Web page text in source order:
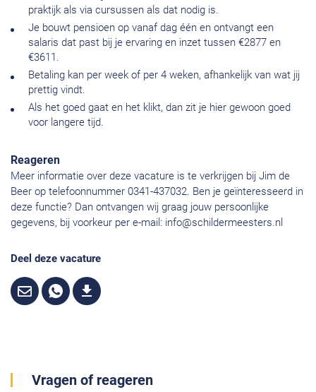
praktijk als via cursussen als dat nodig is.
Je bouwt pensioen op vanaf dag één en ontvangt een
salaris dat past bij je ervaring en inzet tussen €2877 en
€3611.
Betaling kan per week of per 4 weken, afhankelijk van wat jij
prettig vindt.
Als het goed gaat en het klikt, dan zit je hier gewoon goed
voor langere tijd.
Reageren
Meer informatie over deze vacature is te verkrijgen bij Jim de
Beer op telefoonnummer 0341-437032. Ben je geïnteresseerd in
deze functie? Dan ontvangen wij graag jouw persoonlijke
gegevens, bij voorkeur per e-mail: info@schildermeesters.nl
Deel deze vacature
Vragen of reageren